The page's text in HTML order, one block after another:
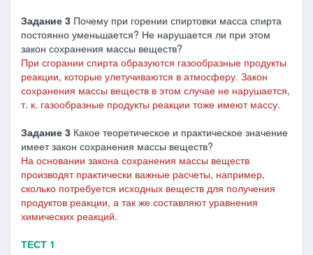
Задание 3 Почему при горении спиртовки масса спирта
постоянно уменьшается? Не нарушается ли при этом
закон сохранения массы веществ?
При сгорании спирта образуются газообразные продукты
реакции, которые улетучиваются в атмосферу. Закон
сохранения массы веществ в этом случае не нарушается,
т. к. газообразные продукты реакции тоже имеют массу.
Задание 3 Какое теоретическое и практическое значение
имеет закон сохранения массы веществ?
На основании закона сохранения массы веществ
производят практически важные расчеты, например,
сколько потребуется исходных веществ для получения
продуктов реакции, а так же составляют уравнения
химических реакций.
ТЕСТ 1